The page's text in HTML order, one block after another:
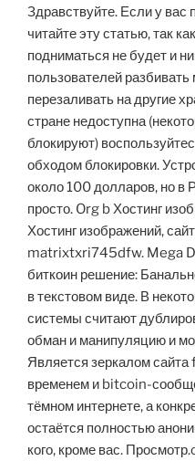
Здравствуйте. Если у
читайте эту статью, так
подниматься не будет и
пользователей
перезаливать на другие
стране недоступна
блокируют)
обходом блокировки.
около 100 долларов, но в
просто. Org b Хостинг
Хостинг изображений,
matrixtxri745dfw. Mega
биткоин решение:
в текстовом виде. В
системы считают
обман и манипуляцию и
Является зеркалом сайта
временем и bitcoin-
тёмном интернете, а
остаётся полностью
кого, кроме вас.